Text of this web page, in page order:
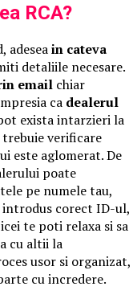
RCA?
adeseain cateva
detaliile necesare.
email chiar
ca dealerul
exista intarzieri la
verificare
este aglomerat. De
poate
pe numele tau,
introdus corect ID-ul,
te poti relaxa si sa
cu altii la
usor si organizat,
cu incredere.